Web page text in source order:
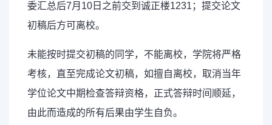
委汇总后7月10日之前交到诚正楼1231；提交论文
初稿后方可离校。
未能按时提交初稿的同学，不能离校，学院将严格
考核，直至完成论文初稿，如擅自离校，取消当年
学位论文中期检查答辩资格，正式答辩时间顺延，
由此而造成的所有后果由学生自负。